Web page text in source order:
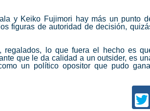
y Keiko Fujimori hay más un punto
figuras de autoridad de decisión,
regalados, lo que fuera el hecho es
que le da calidad a un outsider, es
un político opositor que pudo